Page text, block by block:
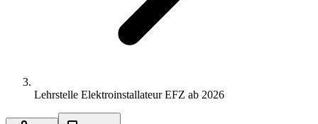
Lehrstelle Elektroinstallateur EFZ ab 2026